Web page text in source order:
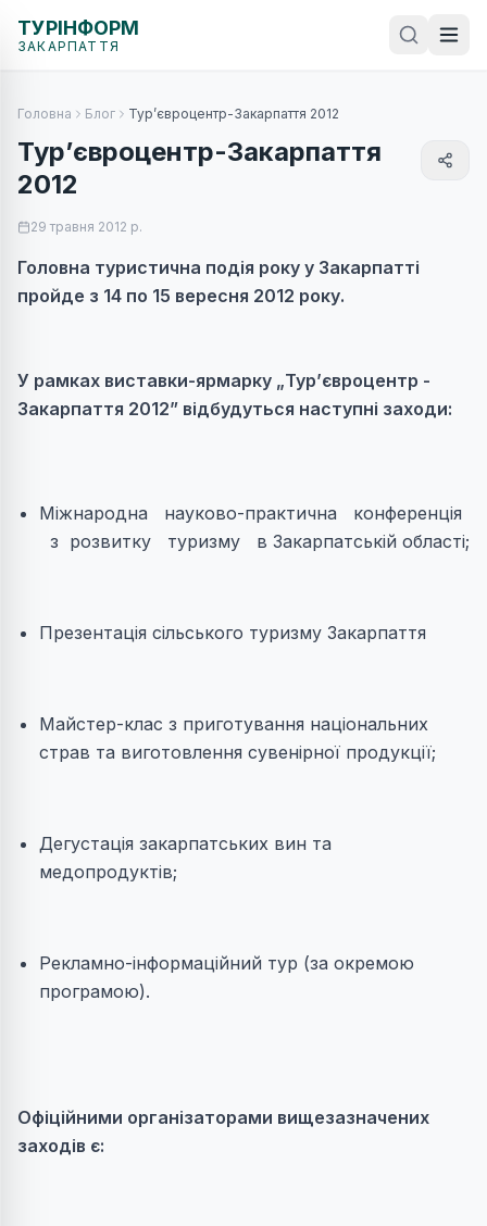
ТУРІНФОРМ
ЗАКАРПАТТЯ
Головна Блог Тур’євроцентр-Закарпаття 2012
Тур’євроцентр-Закарпаття
2012
29 травня 2012 р.
Головна туристична подія року у Закарпатті
пройде з 14 по 15 вересня 2012 року.
У рамках виставки-ярмарку „Тур’євроцентр -
Закарпаття 2012” відбудуться наступні заходи:
Міжнародна науково-практична конференція
з розвитку туризму в Закарпатській області;
Презентація сільського туризму Закарпаття
Майстер-клас з приготування національних
страв та виготовлення сувенірної продукції;
Дегустація закарпатських вин та
медопродуктів;
Рекламно-інформаційний тур (за окремою
програмою).
Офіційними організаторами вищезазначених
заходів є: